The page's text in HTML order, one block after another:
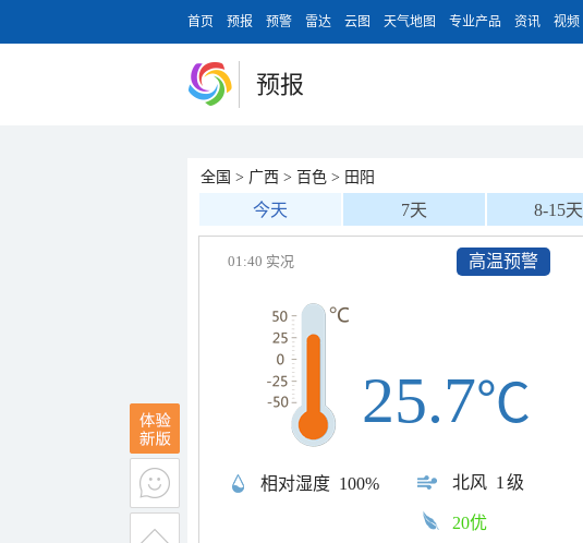
首页 预报 预警 雷达 云图 天气地图 专业产品 资讯 视频
预报
全国 > 广西 > 百色 > 田阳
今天 7天 8-15天
高温预警
01:40 实况
相对湿度 100% 北风 1级
25.7℃
20优